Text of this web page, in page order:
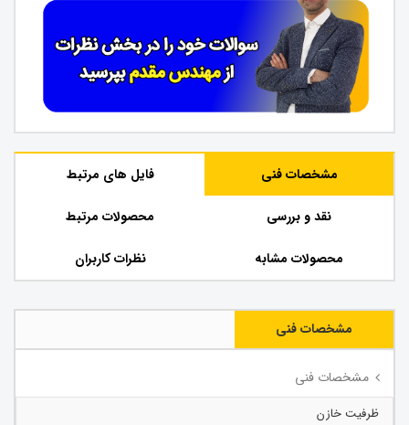
مشخصات فنی فایل های مرتبط
نقد و بررسی محصولات مرتبط
محصولات مشابه نظرات کاربران
مشخصات فنی
مشخصات فنی
ظرفیت خازن